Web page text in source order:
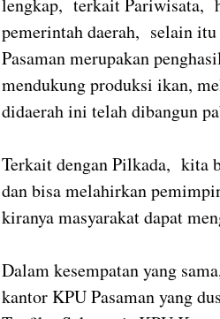
lengkap, terkait Pariwisata,
pemerintah daerah, selain
Pasaman merupakan
mendukung produksi ikan,
didaerah ini telah dibangun
Terkait dengan Pilkada, kita
dan bisa melahirkan
kiranya masyarakat dapat
Dalam kesempatan yang
kantor KPU Pasaman yang